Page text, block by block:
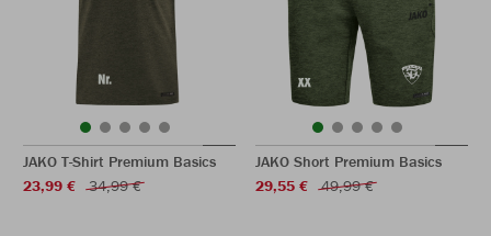
JAKO T-Shirt Premium Basics
23,99 €
34,99 €
JAKO Short Premium Basics
29,55 €
49,99 €